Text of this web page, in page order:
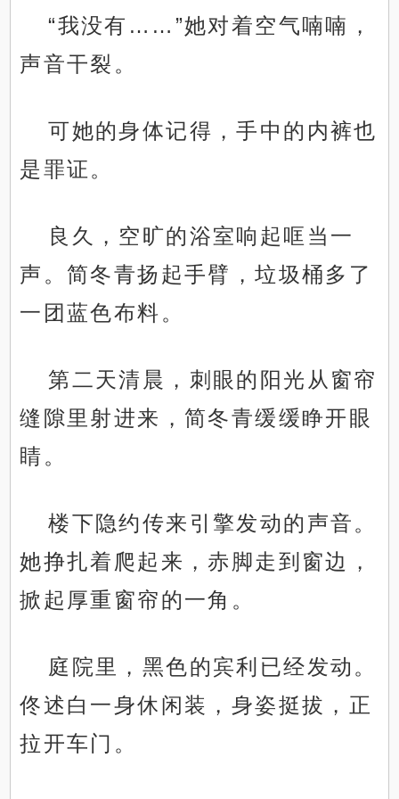
“我没有……”她对着空气喃喃，
声音干裂。
可她的身体记得，手中的内裤也
是罪证。
良久，空旷的浴室响起哐当一
声。简冬青扬起手臂，垃圾桶多了
一团蓝色布料。
第二天清晨，刺眼的阳光从窗帘
缝隙里射进来，简冬青缓缓睁开眼
睛。
楼下隐约传来引擎发动的声音。
她挣扎着爬起来，赤脚走到窗边，
掀起厚重窗帘的一角。
庭院里，黑色的宾利已经发动。
佟述白一身休闲装，身姿挺拔，正
拉开车门。